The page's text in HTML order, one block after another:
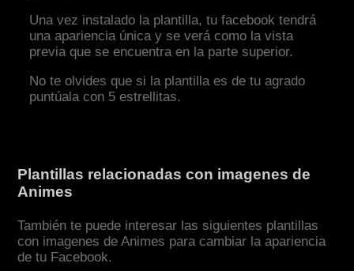
Una vez instalado la plantilla, tu facebook tendrá
una apariencia única y se verá como la vista
previa que se encuentra en la parte superior.
No te olvides que si la plantilla es de tu agrado
puntúala con 5 estrellitas.
Plantillas relacionadas con imagenes de
Animes
También te puede interesar las siguientes plantillas
con imagenes de Animes para cambiar la apariencia
de tu Facebook.